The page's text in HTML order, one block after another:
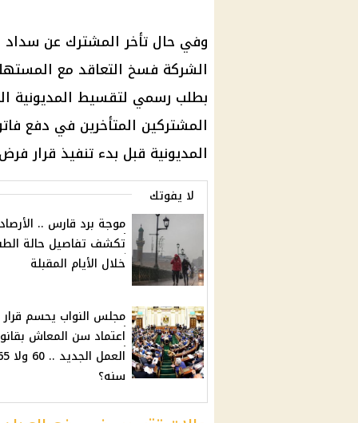
وفي حال تأخر المشترك عن سداد
الشركة فسخ التعاقد مع
بطلب رسمي لتقسيط المديونية
المشتركين المتأخرين في دفع
المديونية قبل بدء تنفيذ قرارفرض
لا يفوتك
موجة برد قارس .. الأرصاد
تكشف تفاصيل حالة
خلال الأيام المقبلة
مجلس النواب يحسم قرار
اعتماد سن المعاش
العمل
سنه؟